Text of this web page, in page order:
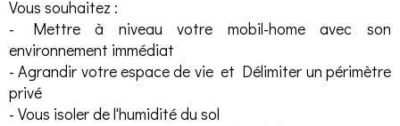
Vous souhaitez :
- Mettre à niveau votre mobil-home avec son
environnement immédiat
- Agrandir votre espace de vie et Délimiter un périmètre
privé
- Vous isoler de l'humidité du sol